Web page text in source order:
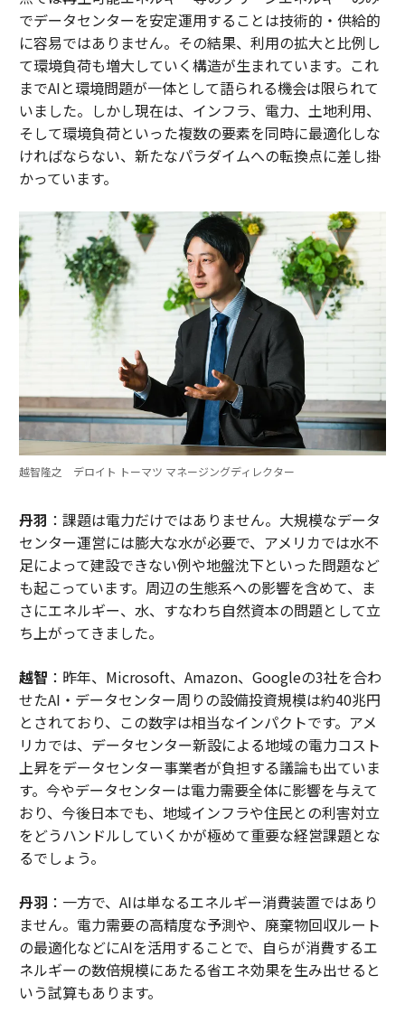
でデータセンターを安定運用することは技術的・供給的
に容易ではありません。その結果、利用の拡大と比例し
て環境負荷も増大していく構造が生まれています。これ
までAIと環境問題が一体として語られる機会は限られて
いました。しかし現在は、インフラ、電力、土地利用、
そして環境負荷といった複数の要素を同時に最適化しな
ければならない、新たなパラダイムへの転換点に差し掛
かっています。
越智隆之 デロイト トーマツ マネージングディレクター
丹羽 ：課題は電力だけではありません。大規模なデータ
センター運営には膨大な水が必要で、アメリカでは水不
足によって建設できない例や地盤沈下といった問題など
も起こっています。周辺の生態系への影響を含めて、ま
さにエネルギー、水、すなわち自然資本の問題として立
ち上がってきました。
越智 ：昨年、Microsoft、Amazon、Googleの3社を合わ
せたAI・データセンター周りの設備投資規模は約40兆円
とされており、この数字は相当なインパクトです。アメ
リカでは、データセンター新設による地域の電力コスト
上昇をデータセンター事業者が負担する議論も出ていま
す。今やデータセンターは電力需要全体に影響を与えて
おり、今後日本でも、地域インフラや住民との利害対立
をどうハンドルしていくかが極めて重要な経営課題とな
るでしょう。
丹羽 ：一方で、AIは単なるエネルギー消費装置ではあり
ません。電力需要の高精度な予測や、廃棄物回収ルート
の最適化などにAIを活用することで、自らが消費するエ
ネルギーの数倍規模にあたる省エネ効果を生み出せると
いう試算もあります。